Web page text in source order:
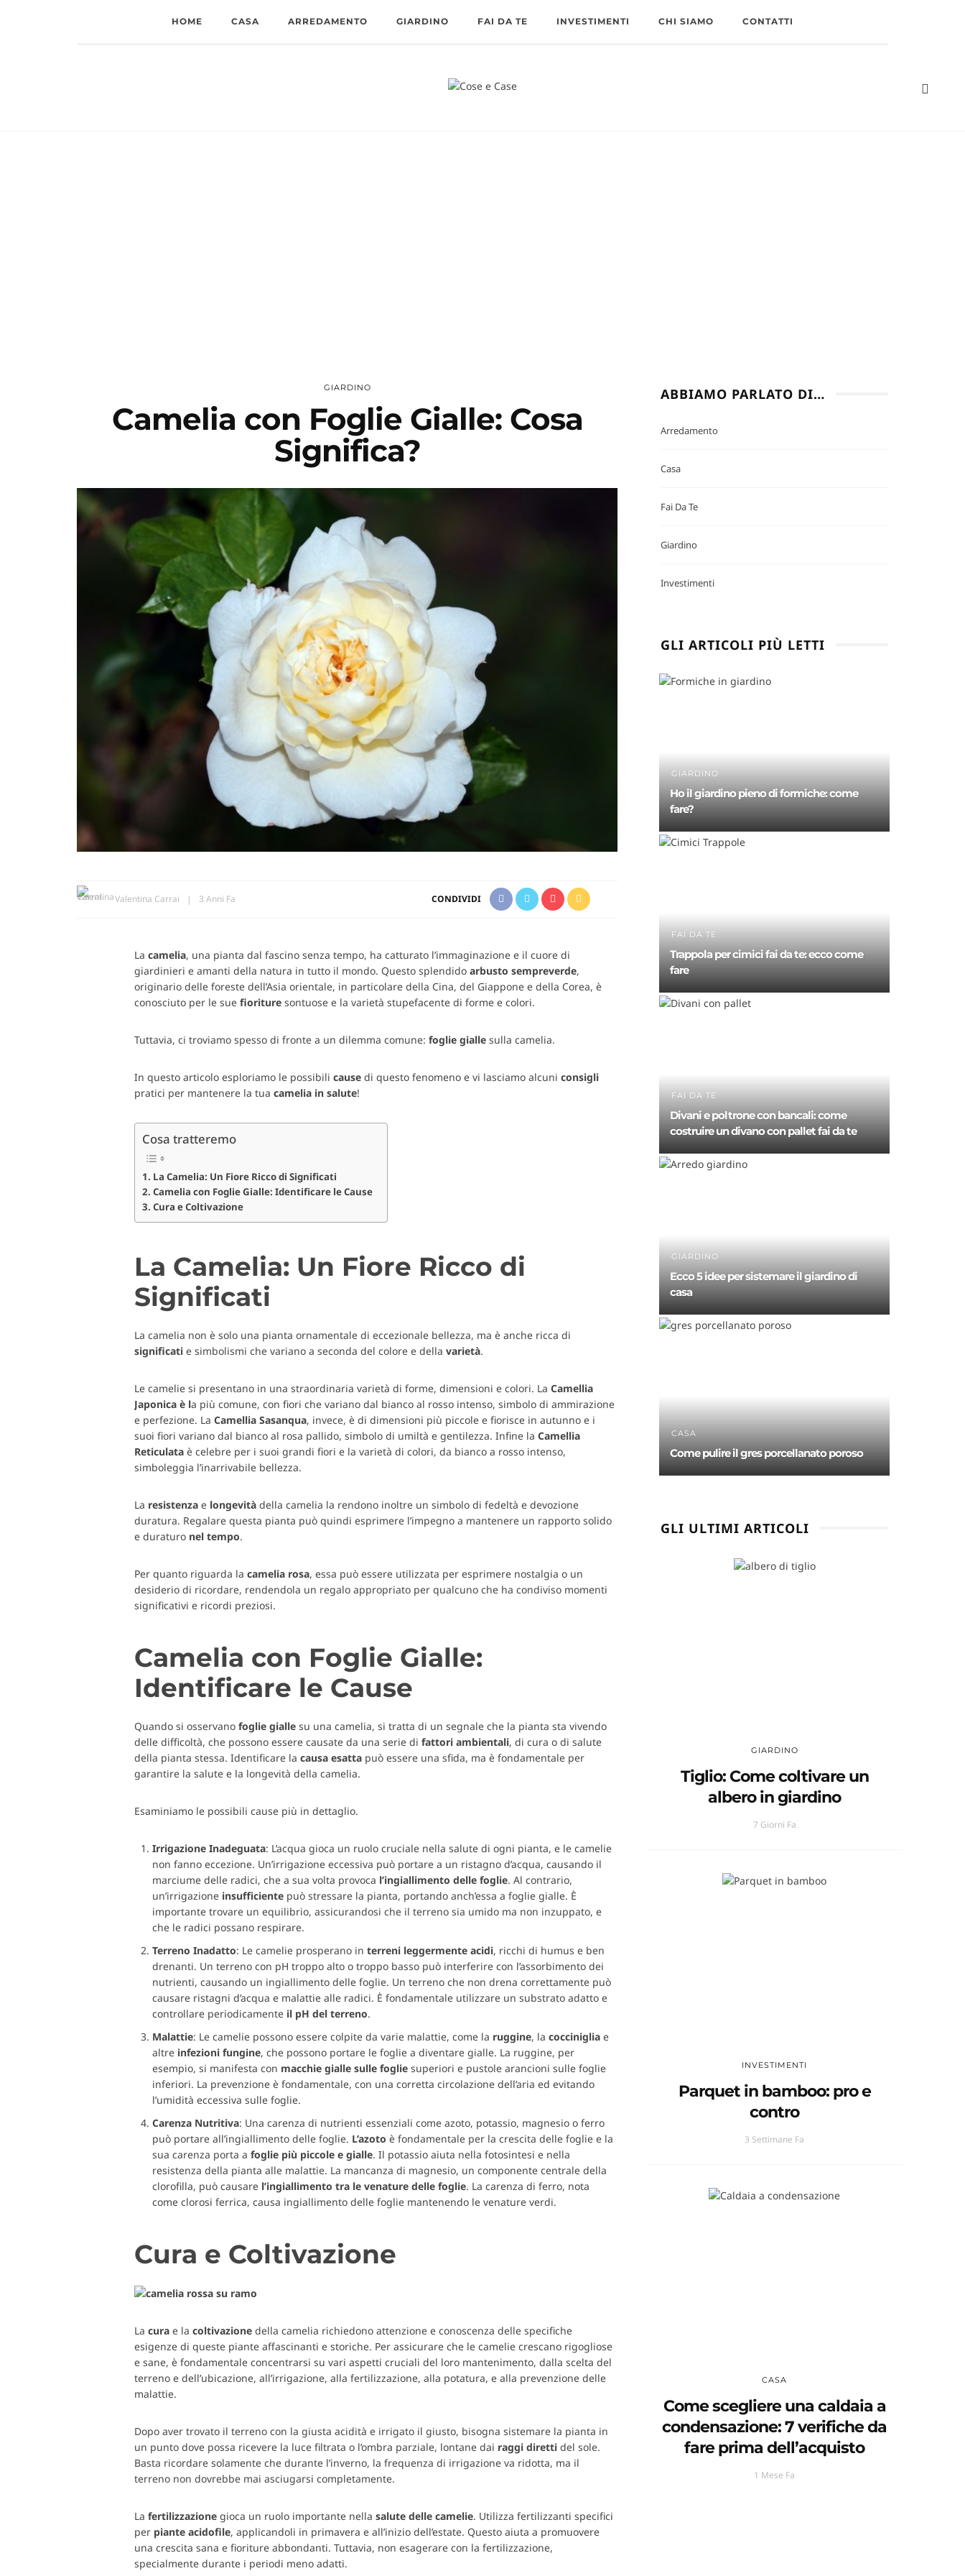
HOME CASA ARREDAMENTO GIARDINO FAI DA TE INVESTIMENTI CHI SIAMO CONTATTI
GIARDINO
Camelia con Foglie Gialle: Cosa
Significa?
Valentina Carrai 3 Anni Fa CONDIVIDI
La camelia, una pianta dal fascino senza tempo, ha catturato l’immaginazione e il cuore di
giardinieri e amanti della natura in tutto il mondo. Questo splendido arbusto sempreverde,
originario delle foreste dell’Asia orientale, in particolare della Cina, del Giappone e della Corea, è
conosciuto per le sue fioriture sontuose e la varietà stupefacente di forme e colori.
Tuttavia, ci troviamo spesso di fronte a un dilemma comune: foglie gialle sulla camelia.
In questo articolo esploriamo le possibili cause di questo fenomeno e vi lasciamo alcuni consigli
pratici per mantenere la tua camelia in salute!
Cosa tratteremo
La Camelia: Un Fiore Ricco di Significati
Camelia con Foglie Gialle: Identificare le Cause
Cura e Coltivazione
La Camelia: Un Fiore Ricco di
Significati
La camelia non è solo una pianta ornamentale di eccezionale bellezza, ma è anche ricca di
significati e simbolismi che variano a seconda del colore e della varietà.
Le camelie si presentano in una straordinaria varietà di forme, dimensioni e colori. La Camellia
Japonica è la più comune, con fiori che variano dal bianco al rosso intenso, simbolo di ammirazione
e perfezione. La Camellia Sasanqua, invece, è di dimensioni più piccole e fiorisce in autunno e i
suoi fiori variano dal bianco al rosa pallido, simbolo di umiltà e gentilezza. Infine la Camellia
Reticulata è celebre per i suoi grandi fiori e la varietà di colori, da bianco a rosso intenso,
simboleggia l’inarrivabile bellezza.
La resistenza e longevità della camelia la rendono inoltre un simbolo di fedeltà e devozione
duratura. Regalare questa pianta può quindi esprimere l’impegno a mantenere un rapporto solido
e duraturo nel tempo.
Per quanto riguarda la camelia rosa, essa può essere utilizzata per esprimere nostalgia o un
desiderio di ricordare, rendendola un regalo appropriato per qualcuno che ha condiviso momenti
significativi e ricordi preziosi.
Camelia con Foglie Gialle:
Identificare le Cause
Quando si osservano foglie gialle su una camelia, si tratta di un segnale che la pianta sta vivendo
delle difficoltà, che possono essere causate da una serie di fattori ambientali, di cura o di salute
della pianta stessa. Identificare la causa esatta può essere una sfida, ma è fondamentale per
garantire la salute e la longevità della camelia.
Esaminiamo le possibili cause più in dettaglio.
Irrigazione Inadeguata: L’acqua gioca un ruolo cruciale nella salute di ogni pianta, e le camelie
non fanno eccezione. Un’irrigazione eccessiva può portare a un ristagno d’acqua, causando il
marciume delle radici, che a sua volta provoca l’ingiallimento delle foglie. Al contrario,
un’irrigazione insufficiente può stressare la pianta, portando anch’essa a foglie gialle. È
importante trovare un equilibrio, assicurandosi che il terreno sia umido ma non inzuppato, e
che le radici possano respirare.
Terreno Inadatto: Le camelie prosperano in terreni leggermente acidi, ricchi di humus e ben
drenanti. Un terreno con pH troppo alto o troppo basso può interferire con l’assorbimento dei
nutrienti, causando un ingiallimento delle foglie. Un terreno che non drena correttamente può
causare ristagni d’acqua e malattie alle radici. È fondamentale utilizzare un substrato adatto e
controllare periodicamente il pH del terreno.
Malattie: Le camelie possono essere colpite da varie malattie, come la ruggine, la cocciniglia e
altre infezioni fungine, che possono portare le foglie a diventare gialle. La ruggine, per
esempio, si manifesta con macchie gialle sulle foglie superiori e pustole arancioni sulle foglie
inferiori. La prevenzione è fondamentale, con una corretta circolazione dell’aria ed evitando
l’umidità eccessiva sulle foglie.
Carenza Nutritiva: Una carenza di nutrienti essenziali come azoto, potassio, magnesio o ferro
può portare all’ingiallimento delle foglie. L’azoto è fondamentale per la crescita delle foglie e la
sua carenza porta a foglie più piccole e gialle. Il potassio aiuta nella fotosintesi e nella
resistenza della pianta alle malattie. La mancanza di magnesio, un componente centrale della
clorofilla, può causare l’ingiallimento tra le venature delle foglie. La carenza di ferro, nota
come clorosi ferrica, causa ingiallimento delle foglie mantenendo le venature verdi.
Cura e Coltivazione
La cura e la coltivazione della camelia richiedono attenzione e conoscenza delle specifiche
esigenze di queste piante affascinanti e storiche. Per assicurare che le camelie crescano rigogliose
e sane, è fondamentale concentrarsi su vari aspetti cruciali del loro mantenimento, dalla scelta del
terreno e dell’ubicazione, all’irrigazione, alla fertilizzazione, alla potatura, e alla prevenzione delle
malattie.
Dopo aver trovato il terreno con la giusta acidità e irrigato il giusto, bisogna sistemare la pianta in
un punto dove possa ricevere la luce filtrata o l’ombra parziale, lontane dai raggi diretti del sole.
Basta ricordare solamente che durante l’inverno, la frequenza di irrigazione va ridotta, ma il
terreno non dovrebbe mai asciugarsi completamente.
La fertilizzazione gioca un ruolo importante nella salute delle camelie. Utilizza fertilizzanti specifici
per piante acidofile, applicandoli in primavera e all’inizio dell’estate. Questo aiuta a promuovere
una crescita sana e fioriture abbondanti. Tuttavia, non esagerare con la fertilizzazione,
specialmente durante i periodi meno adatti.
ABBIAMO PARLATO DI…
Arredamento
Casa
Fai Da Te
Giardino
Investimenti
GLI ARTICOLI PIÙ LETTI
GIARDINO
Ho il giardino pieno di formiche: come
fare?
FAI DA TE
Trappola per cimici fai da te: ecco come
fare
FAI DA TE
Divani e poltrone con bancali: come
costruire un divano con pallet fai da te
GIARDINO
Ecco 5 idee per sistemare il giardino di
casa
CASA
Come pulire il gres porcellanato poroso
GLI ULTIMI ARTICOLI
GIARDINO
Tiglio: Come coltivare un
albero in giardino
7 Giorni Fa
INVESTIMENTI
Parquet in bamboo: pro e
contro
3 Settimane Fa
CASA
Come scegliere una caldaia a
condensazione: 7 verifiche da
fare prima dell’acquisto
1 Mese Fa